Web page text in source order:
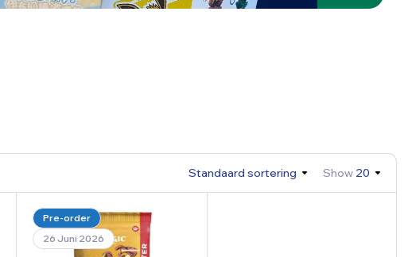
Standaard sortering Show 20
Pre-order
26 Juni 2026